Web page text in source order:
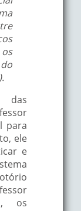
das
para
ele
e
os